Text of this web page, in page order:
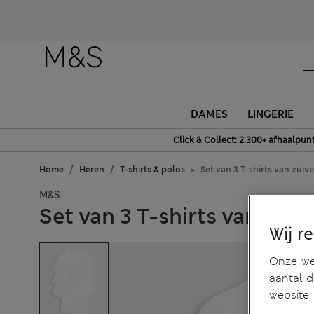
DAMES LINGERIE
Click & Collect: 2.300+
Home Heren T-shirts & polos Set van 3 T-shirts van
M&S
Set van 3 T-shirts van
Wij
Onze
aantal